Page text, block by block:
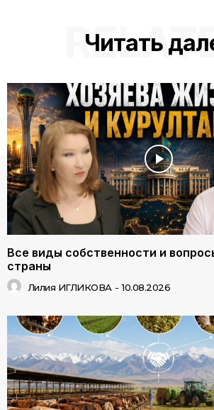
Читать
Все виды собственности и
страны
Лилия ИГЛИКОВА - 10.08.2026